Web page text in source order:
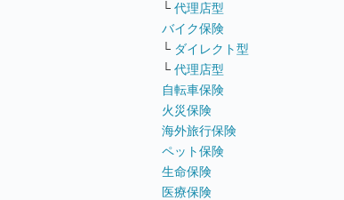
└ 代理店型
バイク保険
└ ダイレクト型
└ 代理店型
自転車保険
火災保険
海外旅行保険
ペット保険
生命保険
医療保険